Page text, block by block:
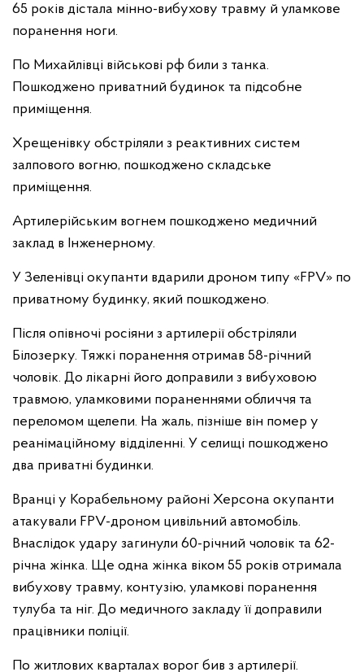
65 років дістала мінно-вибухову травму й уламкове
поранення ноги.
По Михайлівці військові рф били з танка.
Пошкоджено приватний будинок та підсобне
приміщення.
Хрещенівку обстріляли з реактивних систем
залпового вогню, пошкоджено складське
приміщення.
Артилерійським вогнем пошкоджено медичний
заклад в Інженерному.
У Зеленівці окупанти вдарили дроном типу «FPV» по
приватному будинку, який пошкоджено.
Після опівночі росіяни з артилерії обстріляли
Білозерку. Тяжкі поранення отримав 58-річний
чоловік. До лікарні його доправили з вибуховою
травмою, уламковими пораненнями обличчя та
переломом щелепи. На жаль, пізніше він помер у
реанімаційному відділенні. У селищі пошкоджено
два приватні будинки.
Вранці у Корабельному районі Херсона окупанти
атакували FPV-дроном цивільний автомобіль.
Внаслідок удару загинули 60-річний чоловік та 62-
річна жінка. Ще одна жінка віком 55 років отримала
вибухову травму, контузію, уламкові поранення
тулуба та ніг. До медичного закладу її доправили
працівники поліції.
По житлових кварталах ворог бив з артилерії.